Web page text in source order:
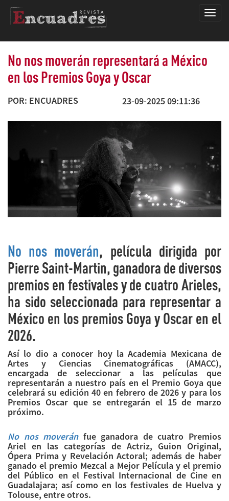
No nos moverán representará a México
en los Premios Goya y Oscar
POR: ENCUADRES 23-09-2025 09:11:36
No nos moverán, película dirigida por
Pierre Saint-Martin, ganadora de diversos
premios en festivales y de cuatro Arieles,
ha sido seleccionada para representar a
México en los premios Goya y Oscar en el
2026.
Así lo dio a conocer hoy la Academia Mexicana de
Artes y Ciencias Cinematográficas (AMACC),
encargada de seleccionar a las películas que
representarán a nuestro país en el Premio Goya que
celebrará su edición 40 en febrero de 2026 y para los
Premios Oscar que se entregarán el 15 de marzo
próximo.
No nos moveránfue ganadora de cuatro Premios
Ariel en las categorías de Actriz, Guion Original,
Ópera Prima y Revelación Actoral; además de haber
ganado el premio Mezcal a Mejor Película y el premio
del Público en el Festival Internacional de Cine en
Guadalajara; así como en los festivales de Huelva y
Tolouse, entre otros.